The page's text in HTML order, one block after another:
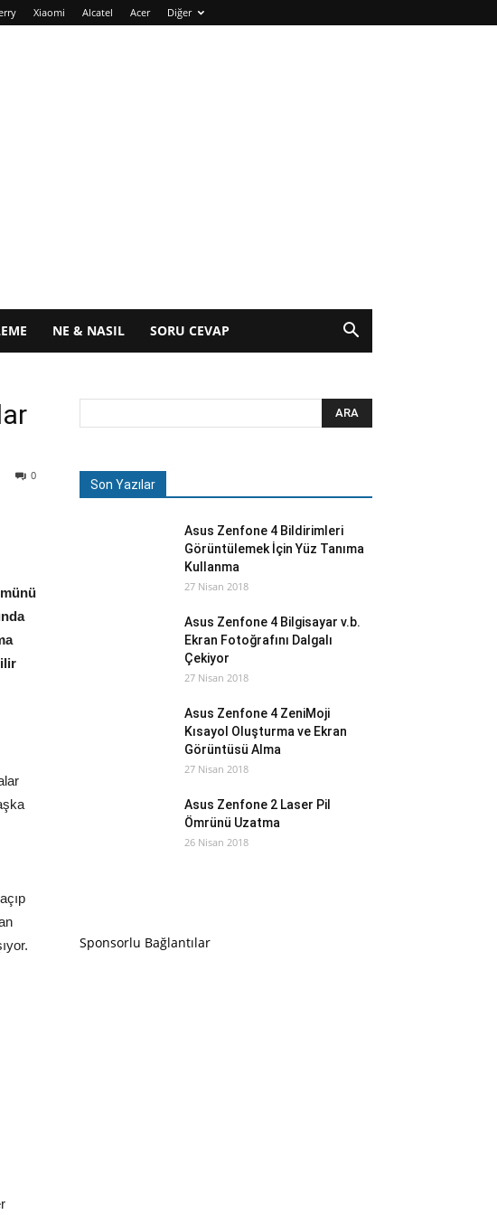
Xiaomi Alcatel Acer Diğer
NE & NASIL SORU CEVAP
0
Son Yazılar
Asus Zenfone 4 Bildirimleri
Görüntülemek İçin Yüz Tanıma
Kullanma
27 Nisan 2018
Asus Zenfone 4 Bilgisayar v.b.
Ekran Fotoğrafını Dalgalı
Çekiyor
27 Nisan 2018
Asus Zenfone 4 ZeniMoji
Kısayol Oluşturma ve Ekran
Görüntüsü Alma
27 Nisan 2018
Asus Zenfone 2 Laser Pil
Ömrünü Uzatma
26 Nisan 2018
Sponsorlu Bağlantılar